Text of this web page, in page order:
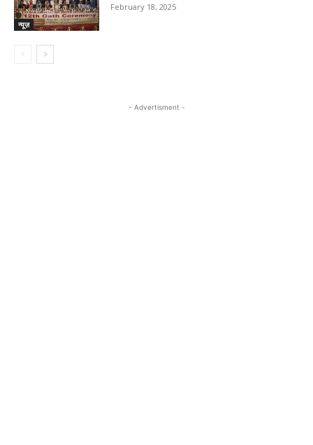
न्यूज़
February 18, 2025
- Advertisment -